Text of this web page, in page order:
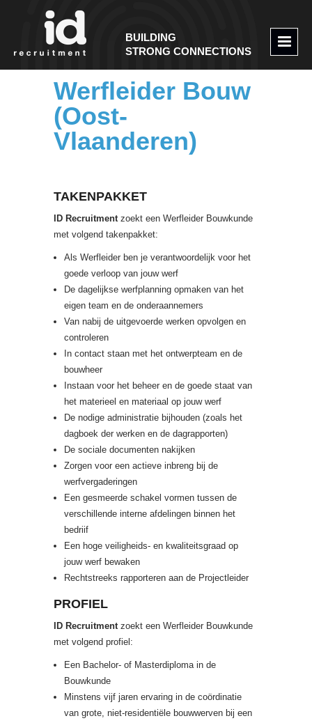
BUILDING
STRONG CONNECTIONS
Werfleider Bouw
(Oost-
Vlaanderen)
TAKENPAKKET
ID Recruitmentzoekt een Werfleider Bouwkunde
met volgend takenpakket:
Als Werfleider ben je verantwoordelijk voor het
goede verloop van jouw werf
De dagelijkse werfplanning opmaken van het
eigen team en de onderaannemers
Van nabij de uitgevoerde werken opvolgen en
controleren
In contact staan met het ontwerpteam en de
bouwheer
Instaan voor het beheer en de goede staat van
het materieel en materiaal op jouw werf
De nodige administratie bijhouden (zoals het
dagboek der werken en de dagrapporten)
De sociale documenten nakijken
Zorgen voor een actieve inbreng bij de
werfvergaderingen
Een gesmeerde schakel vormen tussen de
verschillende interne afdelingen binnen het
bedriif
Een hoge veiligheids- en kwaliteitsgraad op
jouw werf bewaken
Rechtstreeks rapporteren aan de Projectleider
PROFIEL
ID Recruitmentzoekt een Werfleider Bouwkunde
met volgend profiel:
Een Bachelor- of Masterdiploma in de
Bouwkunde
Minstens vijf jaren ervaring in de coördinatie
van grote, niet-residentiële bouwwerven bij een